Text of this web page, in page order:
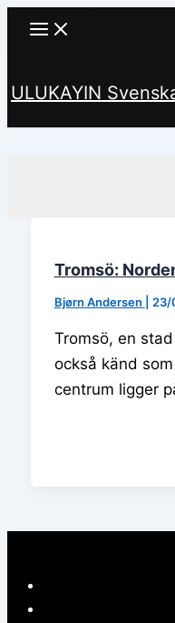
Hoppa
ULUKAYIN
Tromsö:
Bjørn Andersen 23/
Tromsö, en
också känd
centrum ligger